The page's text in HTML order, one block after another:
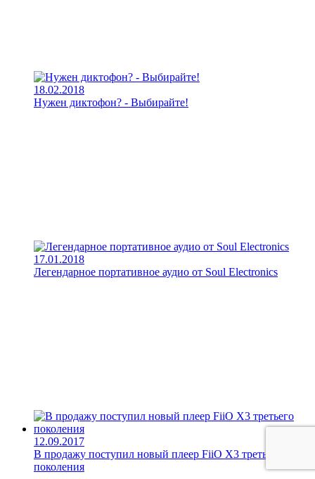
18.02.2018
Нужен диктофон? - Выбирайте!
17.01.2018
Легендарное портативное аудио от Soul Electronics
12.09.2017
В продажу поступил новый плеер FiiO X3 третьего
поколения